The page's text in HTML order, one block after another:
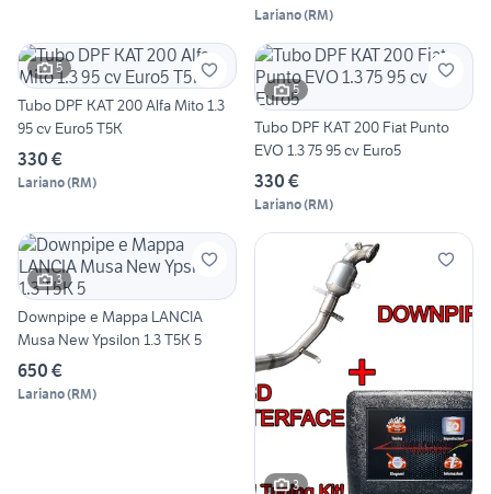
Lariano(RM)
5
Tubo DPF KAT 200 Alfa Mito 1.3
95 cv Euro5 T5K
330 €
Lariano(RM)
5
Tubo DPF KAT 200 Fiat Punto
EVO 1.3 75 95 cv Euro5
330 €
Lariano(RM)
3
Downpipe e Mappa LANCIA
Musa New Ypsilon 1.3 T5K 5
650 €
Lariano(RM)
3